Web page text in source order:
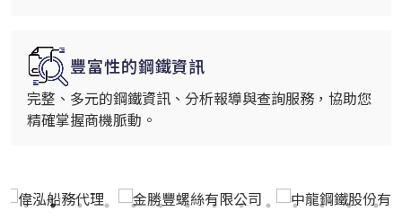
豐富性的鋼鐵資訊
完整、多元的鋼鐵資訊、分析報導與查詢服務，協助您
精確掌握商機脈動。